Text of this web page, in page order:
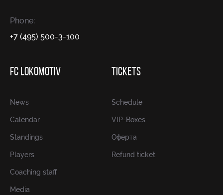
Phone:
+7 (495) 500-3-100
FC LOKOMOTIV
News
Calendar
Standings
Players
Coaching staff
Media
TICKETS
Schedule
VIP-Boxes
Оферта
Refund ticket